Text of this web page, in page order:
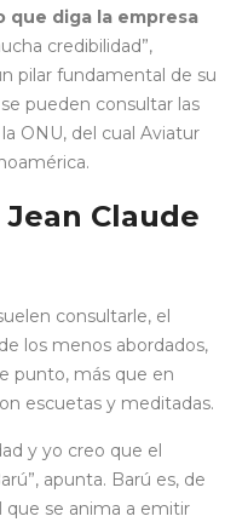
que diga la empresa
credibilidad”,
pilar fundamental de su
pueden consultar las
ONU, del cual Aviatur
Claude
consultarle, el
los menos abordados,
punto, más que en
escuetas y meditadas.
y yo creo que el
apunta. Barú es, de
que se anima a emitir